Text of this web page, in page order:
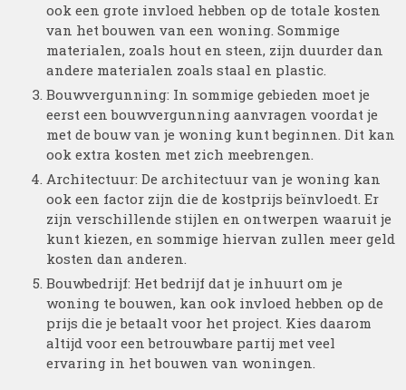
ook een grote invloed hebben op de totale kosten
van het bouwen van een woning. Sommige
materialen, zoals hout en steen, zijn duurder dan
andere materialen zoals staal en plastic.
Bouwvergunning: In sommige gebieden moet je
eerst een bouwvergunning aanvragen voordat je
met de bouw van je woning kunt beginnen. Dit kan
ook extra kosten met zich meebrengen.
Architectuur: De architectuur van je woning kan
ook een factor zijn die de kostprijs beïnvloedt. Er
zijn verschillende stijlen en ontwerpen waaruit je
kunt kiezen, en sommige hiervan zullen meer geld
kosten dan anderen.
Bouwbedrijf: Het bedrijf dat je inhuurt om je
woning te bouwen, kan ook invloed hebben op de
prijs die je betaalt voor het project. Kies daarom
altijd voor een betrouwbare partij met veel
ervaring in het bouwen van woningen.